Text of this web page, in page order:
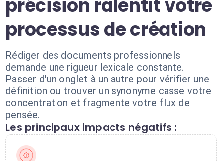
précision ralentit votre
processus de création
Rédiger des documents professionnels
demande une rigueur lexicale constante.
Passer d'un onglet à un autre pour vérifier une
définition ou trouver un synonyme casse votre
concentration et fragmente votre flux de
pensée.
Les principaux impacts négatifs :